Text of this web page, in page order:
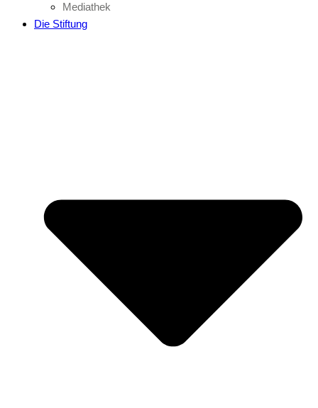
Mediathek
Die Stiftung